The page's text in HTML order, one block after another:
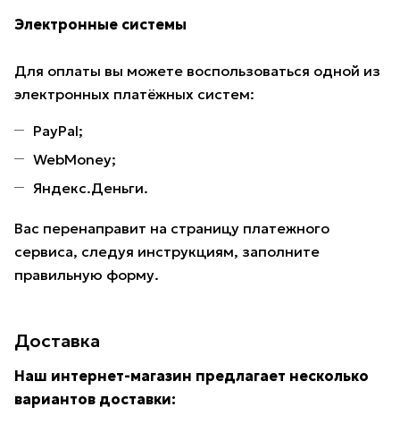
Электронные системы
Для оплаты вы можете воспользоваться одной из
электронных платёжных систем:
PayPal;
WebMoney;
Яндекс.Деньги.
Вас перенаправит на страницу платежного
сервиса, следуя инструкциям, заполните
правильную форму.
Доставка
Наш интернет-магазин предлагает несколько
вариантов доставки: